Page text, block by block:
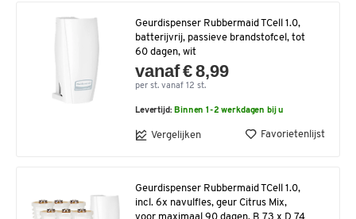
Geurdispenser Rubbermaid TCell 1.0,
batterijvrij, passieve brandstofcel, tot
60 dagen, wit
vanaf € 8,99
per st. vanaf 12 st.
Levertijd: Binnen 1-2 werkdagen bij u
Vergelijken Favorietenlijst
Geurdispenser Rubbermaid TCell 1.0,
incl. 6x navulfles, geur Citrus Mix,